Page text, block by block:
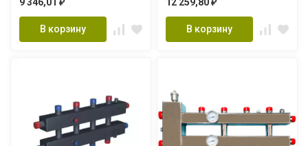
9 346,01 ₽
В корзину
12 259,80 ₽
В корзину